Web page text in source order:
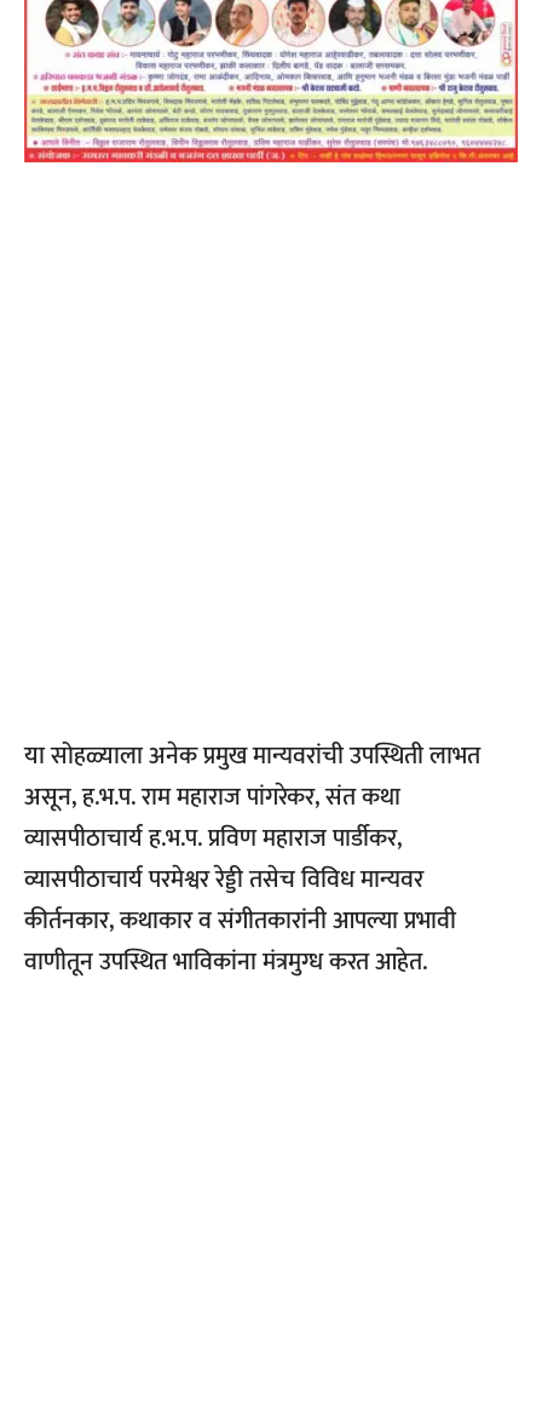
या सोहळ्याला अनेक प्रमुख मान्यवरांची उपस्थिती लाभत
असून, ह.भ.प. राम महाराज पांगरेकर, संत कथा
व्यासपीठाचार्य ह.भ.प. प्रविण महाराज पार्डीकर,
व्यासपीठाचार्य परमेश्वर रेड्डी तसेच विविध मान्यवर
कीर्तनकार, कथाकार व संगीतकारांनी आपल्या प्रभावी
वाणीतून उपस्थित भाविकांना मंत्रमुग्ध करत आहेत.